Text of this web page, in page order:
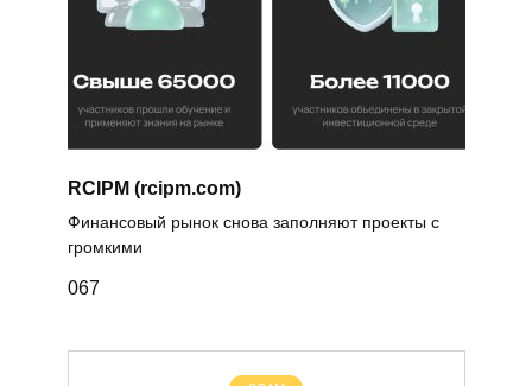
RCIPM (rcipm.com)
Финансовый рынок снова заполняют проекты с
громкими
067